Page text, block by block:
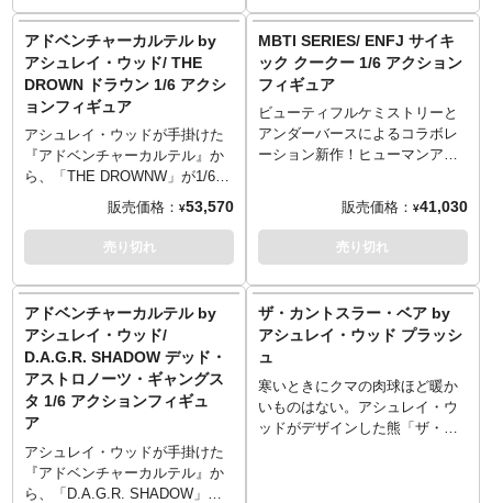
UV NOM T-Shirt x1
Pouch x1
Pouch connected to Hose x1
Weathered Pants x1
NEMIZA Revolver with Scope
x1
Brown and Brown Bulldog
NEMIZA Hip Holster with leg
straps x1
UV Base Stand x1
Created and Designed by Ashley
Wood
Produced by Underverse
figures return!
Older style paint job
Newly designed semi-realistic
head sculpt
Messenger bag with Little
Shadow's iconic skull candle
25 movable joints, patented
Includes:
・11.6" articulated UV body
・Printed T-Shirt
・Classic Sport Zipper
Sweatshirt
・Slim Fit Denim Pants
・Messenger Bag
・Skull Bomb
・Hand shapes 2 pairs
(including loose hand shapes 1
pair, fist shapes *1 pair)
・High-top canvas shoes
Features:
ANTRO ANTARCTIC PATROL
Edition
16 Points of Articulation
including opening Back Hatch!
Approx 8 inches (20cm) Tall
Weathered Paint and Detailing
Designed by Ashley Wood
Produced by Underverse
※本商品以外は付属しません。
アドベンチャーカルテル by
アシュレイ・ウッド/ THE
DROWN ドラウン 1/6 アクシ
ョンフィギュア
アシュレイ・ウッドが手掛けた
『アドベンチャーカルテル』か
ら、「THE DROWNW」が1/6ス
ケールでフィギュア化されまし
た。アシュリー・ウッドがデザ
インした約25箇所可動のUVボデ
ィでアクションもお手のもの。
機械のようなヘッドを持つドラ
な黒テラードスーツでスタイリ
ッシュな装いに。多彩なハンド
パーツが特徴で、クランプ、ナ
イフ、ハサミ、ドリルなどに換
装が可能です。ニワトリの頭を
模したワブラーアクセサリーも
インパクトあり！
販売価格： ¥53,570
売り切れ
MBTI SERIES/ ENFJ サイキ
ック クークー 1/6 アクション
フィギュア
ビューティフルケミストリーと
アンダーバースによるコラボレ
ーション新作！ヒューマンアー
がデザインした「PSYCHIC
KUKU サイキック・クークー」
が1/6スケールでフィギュア化と
なりました。「Wilderness」第2
可動域。過去、現在、未来を探
求する設定のサイキックアイ
（アイウェア）は3種付属。
Features:
- Developed in conjunction
between Beautiful Chemistry
販売価格： ¥41,030
売り切れ
アドベンチャーカルテル by
アシュレイ・ウッド/
D.A.G.R. SHADOW デッド・
アストロノーツ・ギャングス
タ 1/6 アクションフィギュ
ア
アシュレイ・ウッドが手掛けた
『アドベンチャーカルテル』か
ら、「D.A.G.R. SHADOW」デ
ザ・カントスラー・ベア by
アシュレイ・ウッド プラッシ
ュ
寒いときにクマの肉球ほど暖か
いものはない。アシュレイ・ウ
ッドがデザインした熊「ザ・カ